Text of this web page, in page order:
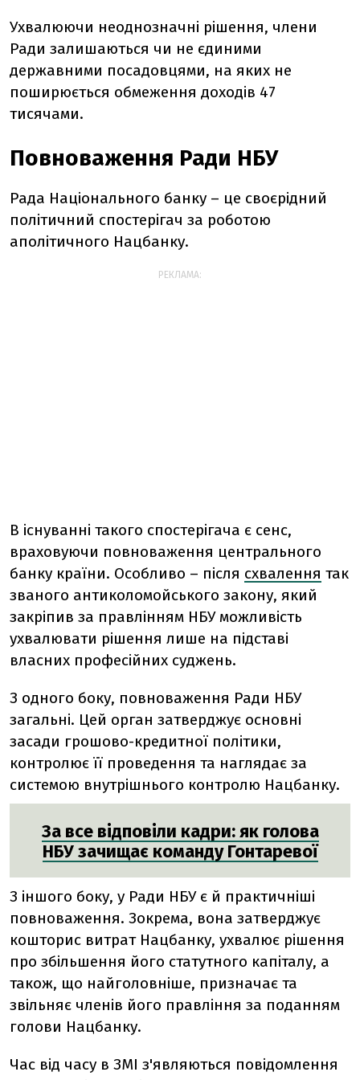
Ухвалюючи неоднозначні рішення, члени
Ради залишаються чи не єдиними
державними посадовцями, на яких не
поширюється обмеження доходів 47
тисячами.
Повноваження Ради НБУ
Рада Національного банку – це своєрідний
політичний спостерігач за роботою
аполітичного Нацбанку.
РЕКЛАМА:
В існуванні такого спостерігача є сенс,
враховуючи повноваження центрального
банку країни. Особливо – після схвалення так
званого антиколомойського закону, який
закріпив за правлінням НБУ можливість
ухвалювати рішення лише на підставі
власних професійних суджень.
З одного боку, повноваження Ради НБУ
загальні. Цей орган затверджує основні
засади грошово-кредитної політики,
контролює її проведення та наглядає за
системою внутрішнього контролю Нацбанку.
За все відповіли кадри: як голова
НБУ зачищає команду Гонтаревої
З іншого боку, у Ради НБУ є й практичніші
повноваження. Зокрема, вона затверджує
кошторис витрат Нацбанку, ухвалює рішення
про збільшення його статутного капіталу, а
також, що найголовніше, призначає та
звільняє членів його правління за поданням
голови Нацбанку.
Час від часу в ЗМІ з'являються повідомлення